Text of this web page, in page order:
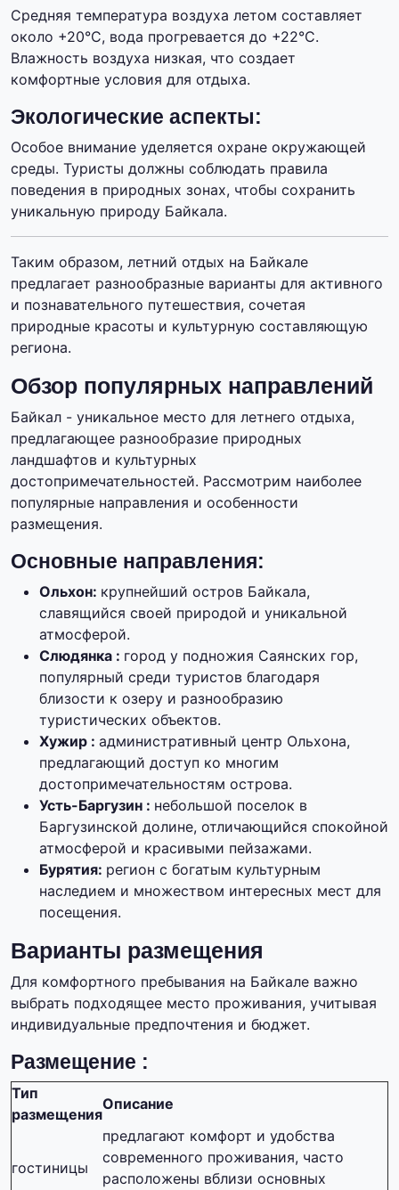
Средняя температура воздуха летом составляет
около +20°C, вода прогревается до +22°C.
Влажность воздуха низкая, что создает
комфортные условия для отдыха.
Экологические аспекты:
Особое внимание уделяется охране окружающей
среды. Туристы должны соблюдать правила
поведения в природных зонах, чтобы сохранить
уникальную природу Байкала.
Таким образом, летний отдых на Байкале
предлагает разнообразные варианты для активного
и познавательного путешествия, сочетая
природные красоты и культурную составляющую
региона.
Обзор популярных направлений
Байкал - уникальное место для летнего отдыха,
предлагающее разнообразие природных
ландшафтов и культурных
достопримечательностей. Рассмотрим наиболее
популярные направления и особенности
размещения.
Основные направления:
Ольхон: крупнейший остров Байкала,
славящийся своей природой и уникальной
атмосферой.
Слюдянка : город у подножия Саянских гор,
популярный среди туристов благодаря
близости к озеру и разнообразию
туристических объектов.
Хужир : административный центр Ольхона,
предлагающий доступ ко многим
достопримечательностям острова.
Усть-Баргузин : небольшой поселок в
Баргузинской долине, отличающийся спокойной
атмосферой и красивыми пейзажами.
Бурятия: регион с богатым культурным
наследием и множеством интересных мест для
посещения.
Варианты размещения
Для комфортного пребывания на Байкале важно
выбрать подходящее место проживания, учитывая
индивидуальные предпочтения и бюджет.
Размещение :
Тип
размещения
Описание
гостиницы
предлагают комфорт и удобства
современного проживания, часто
расположены вблизи основных